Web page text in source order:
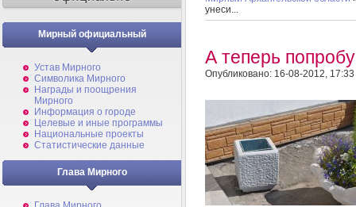
Мирный официальный
Устав Мирного
Символика Мирного
Награды и поощрения
Мирного
Информация о городе
Целевые и иные программы
Национальные проекты
Статистические данные
Глава Мирного
унеси...
А теперь
Опубликовано: 16-08-2012, 17:33